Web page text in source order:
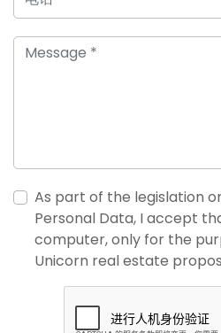
As part of the legislation
Personal Data, I accept
computer, only for the
Unicorn real estate